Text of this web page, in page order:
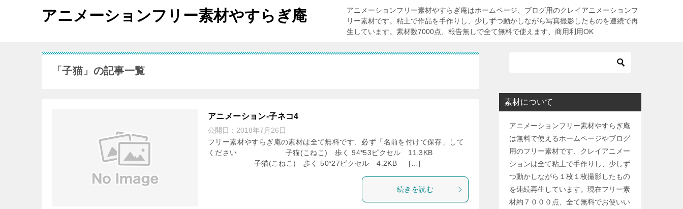
アニメーションフリー素材やすらぎ庵
アニメーションフリー素材やすらぎ庵はホームページ、ブログ用のクレイアニメーションフ
リー素材です。粘土で作品を手作りし、少しずつ動かしながら写真撮影したものを連続で再
生しています。素材数7000点、報告無しで全て無料で使えます、商用利用OK
「子猫」の記事一覧
アニメーション-子ネコ4
公開日： 2018年7月26日
フリー素材やすらぎ庵の素材は全て無料です、必ず「名前を付けて保存」して
ください 子猫(こねこ) 歩く 94*53ピクセル 11.3KB
子猫(こねこ) 歩く 50*27ピクセル 4.2KB […]
続きを読む
素材について
アニメーションフリー素材やすらぎ庵
は無料で使えるホームページやブログ
用のフリー素材です、クレイアニメー
ションは全て粘土で手作りし、少しず
つ動かしながら１枚１枚撮影したもの
を連続再生しています。現在フリー素
材約７０００点、全て無料でお使いい